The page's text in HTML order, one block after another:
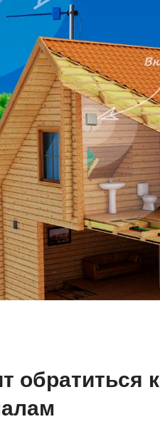
обратиться к